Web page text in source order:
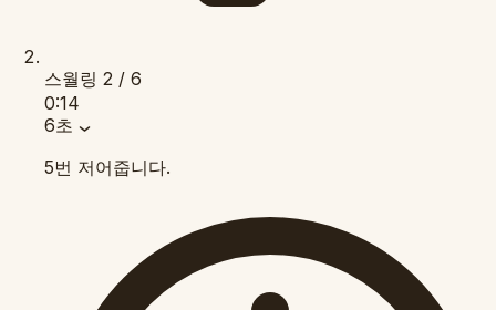
스월링 2 / 6
0:14
6초
5번 저어줍니다.